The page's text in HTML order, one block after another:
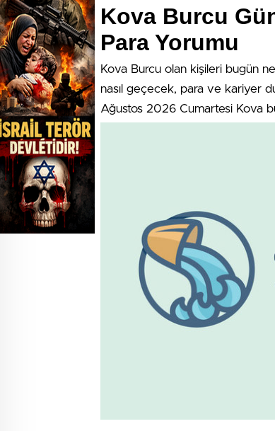
Kova Burcu
Para Yorumu
Kova Burcu olan kişileri bugün
nasıl geçecek, para ve kariyer
Ağustos 2026 Cumartesi Kova